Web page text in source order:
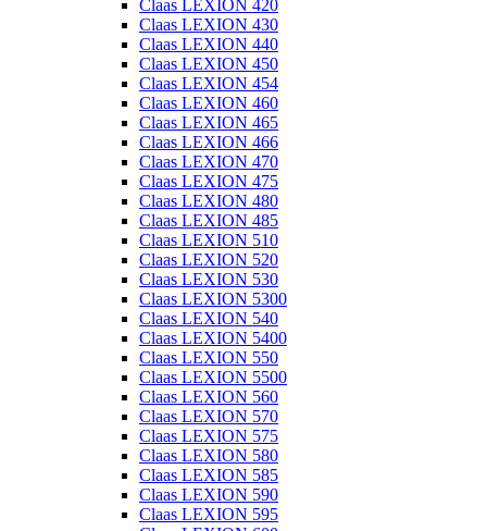
Claas LEXION 420
Claas LEXION 430
Claas LEXION 440
Claas LEXION 450
Claas LEXION 454
Claas LEXION 460
Claas LEXION 465
Claas LEXION 466
Claas LEXION 470
Claas LEXION 475
Claas LEXION 480
Claas LEXION 485
Claas LEXION 510
Claas LEXION 520
Claas LEXION 530
Claas LEXION 5300
Claas LEXION 540
Claas LEXION 5400
Claas LEXION 550
Claas LEXION 5500
Claas LEXION 560
Claas LEXION 570
Claas LEXION 575
Claas LEXION 580
Claas LEXION 585
Claas LEXION 590
Claas LEXION 595